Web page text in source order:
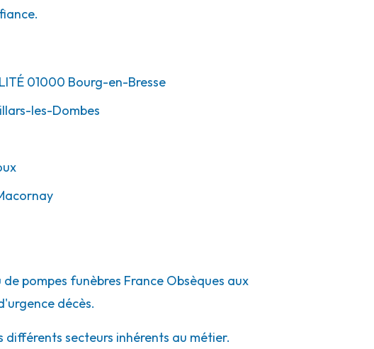
01000 Bourg-en-Bresse
les-Dombes
pompes funèbres France Obsèques aux
décès.
secteurs inhérents au métier.